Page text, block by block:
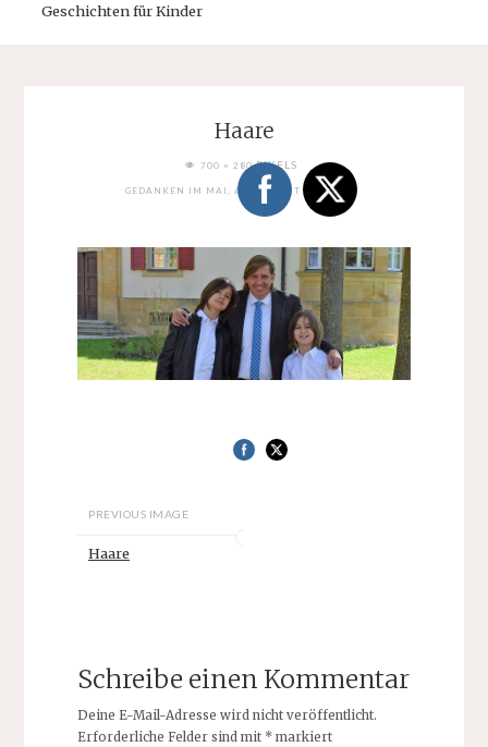
Geschichten für Kinder
Haare
FULL700 × 280PIXELS
GEDANKEN IM MAI, ABER NICHT ZUM MAI
PREVIOUS IMAGE
Haare
Schreibe einen Kommentar
Deine E-Mail-Adresse wird nicht veröffentlicht.
Erforderliche Felder sind mit *markiert